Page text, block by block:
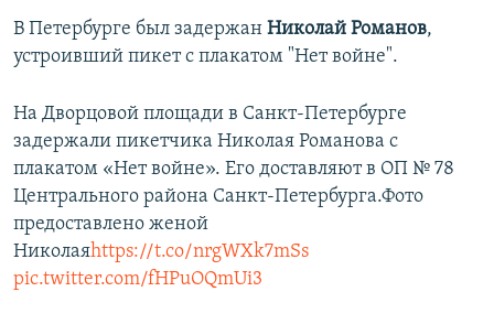
В Петербурге был задержан Николай Романов,
устроивший пикет с плакатом "Нет войне".
На Дворцовой площади в Санкт-Петербурге
задержали пикетчика Николая Романова с
плакатом «Нет войне». Его доставляют в ОП № 78
Центрального района Санкт-Петербурга.Фото
предоставлено женой
Николаяhttps://t.co/nrgWXk7mSs
pic.twitter.com/fHPuOQmUi3